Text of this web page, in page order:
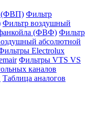
(ФВП) Фильтр
Фильтр воздушный
(ФВФ) Фильтр
абсолютной
Electrolux
Фильтры VTS VS
каналов
Таблица аналогов